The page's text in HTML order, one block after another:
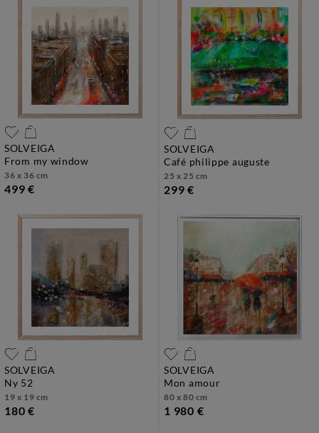
SOLVEIGA
from my window
36 x 36 cm
499 €
SOLVEIGA
café philippe auguste
25 x 25 cm
299 €
SOLVEIGA
ny 52
19 x 19 cm
180 €
SOLVEIGA
mon amour
80 x 80 cm
1 980 €